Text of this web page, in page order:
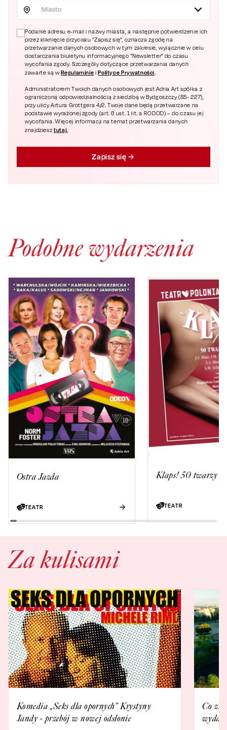
Miasto
Podanie adresu e-mail i nazwy miasta, a następnie potwierdzenie ich
przez kliknięcie przycisku "Zapisz się", oznacza zgodę na
przetwarzanie danych osobowych w tym zakresie, wyłącznie w celu
dostarczania biuletynu informacyjnego "Newsletter" do czasu
wycofania zgody. Szczegóły dotyczące przetwarzania danych
zawarte są wRegulaminie i Polityce Prywatności.
Administratorem Twoich danych osobowych jest Adria Art spółka z
ograniczoną odpowiedzialnością z siedzibą w Bydgoszczy (85- 227),
przy ulicy Artura Grottgera 4/2. Twoje dane będą przetwarzane na
podstawie wyrażonej zgody (art. 6 ust. 1 lit. a RODOD) – do czasu jej
wycofania. Więcej informacji na temat przetwarzania danych
znajdziesztutaj.
Zapisz się
Podobne wydarzenia
Ostra Jazda
TEATR
Klaps! 50 twarzy
TEATR
Za kulisami
Komedia „Seks dla opornych” Krystyny
Jandy - przebój w nowej odsłonie
Co